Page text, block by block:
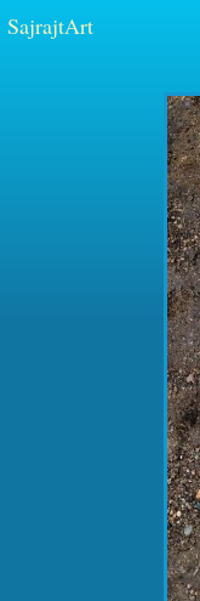
SajrajtArt